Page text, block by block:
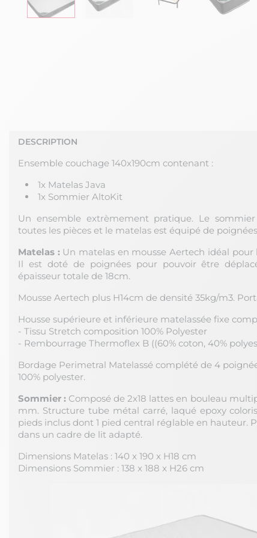
DESCRIPTION
Ensemble couchage 140x190cm contenant :
1x Matelas Java
1x Sommier AltoKit
Un ensemble extrèmement pratique. Le
toutes les pièces et le matelas est équipé de
Matelas : Un matelas en mousse Aertech idéal pour
Il est doté de poignées pour pouvoir être
épaisseur totale de 18cm.
Mousse Aertech plus H14cm de densité 35kg/m3.
Housse supérieure et inférieure matelassée fixe
- Tissu Stretch composition 100% Polyester
- Rembourrage Thermoflex B ((60% coton, 40%
Bordage Perimetral Matelassé complété de 4
100% polyester.
Sommier : Composé de 2x18 lattes en bouleau
mm. Structure tube métal carré, laqué epoxy
pieds inclus dont 1 pied central réglable en hauteur.
dans un cadre de lit adapté.
Dimensions Matelas : 140 x 190 x H18 cm
Dimensions Sommier : 138 x 188 x H26 cm